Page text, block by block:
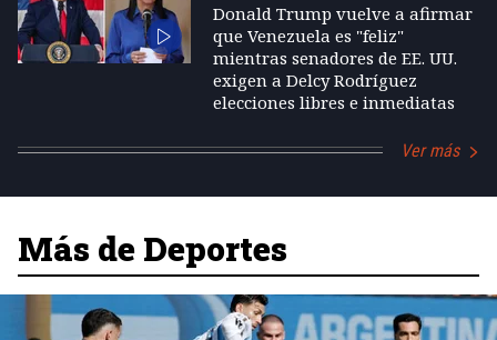
Donald Trump vuelve a afirmar
que Venezuela es "feliz"
mientras senadores de EE. UU.
exigen a Delcy Rodríguez
elecciones libres e inmediatas
Ver más
Más de Deportes